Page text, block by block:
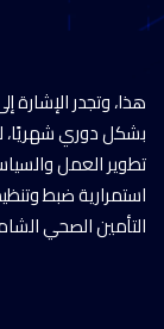
هذا، وتجدر الإشارة
بشكل دوري شهريًا،
تطوير العمل
استمرارية ضبط
التأمين الصحي